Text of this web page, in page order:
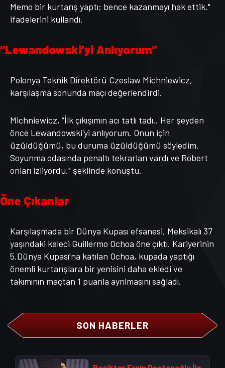
Memo bir kurtarış yaptı; bence kazanmayı hak ettik."
ifadelerini kullandı.
“Lewandowski’yi Anlıyorum”
Polonya Teknik Direktörü Czeslaw Michniewicz,
karşılaşma sonunda maçı değerlendirdi.
Michniewicz, “İlk çıkışımın acı tatlı tadı.. Her şeyden
önce Lewandowski'yi anlıyorum. Onun için
üzüldüğümü, bu duruma üzüldüğümü söyledim.
Soyunma odasında penaltı tekrarları vardı ve Robert
onları izliyordu." şeklinde konuştu.
Öne Çıkanlar
Karşılaşmada bir Dünya Kupası efsanesi, Meksikalı 37
yaşındaki kaleci Guillermo Ochoa öne çıktı. Kariyerinin
5.Dünya Kupası’na katılan Ochoa, kupada yaptığı
önemli kurtarışlara bir yenisini daha ekledi ve
takımının maçtan 1 puanla ayrılmasını sağladı.
SON HABERLER